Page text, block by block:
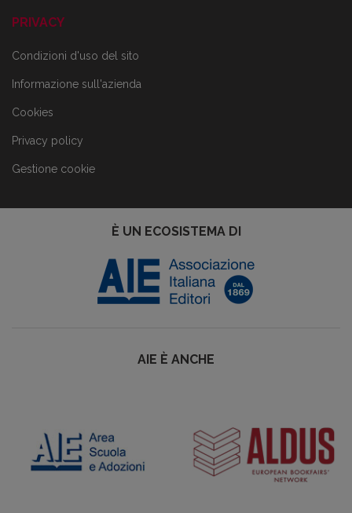
PRIVACY
Condizioni d'uso del sito
Informazione sull'azienda
Cookies
Privacy policy
Gestione cookie
È UN ECOSISTEMA DI
AIE È ANCHE